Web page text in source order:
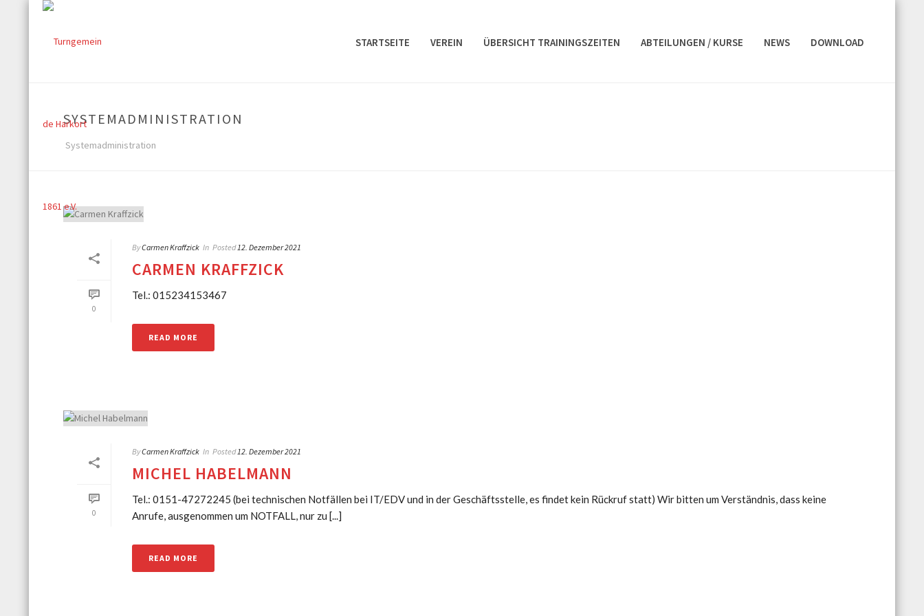
STARTSEITE VEREIN ÜBERSICHT TRAININGSZEITEN ABTEILUNGEN / KURSE NEWS DOWNLOAD
SYSTEMADMINISTRATION
Systemadministration
0
ByCarmen Kraffzick In Posted12. Dezember 2021
CARMEN KRAFFZICK
Tel.: 015234153467
READ MORE
0
ByCarmen Kraffzick In Posted12. Dezember 2021
MICHEL HABELMANN
Tel.: 0151-47272245 (bei technischen Notfällen bei IT/EDV und in der Geschäftsstelle, es findet kein Rückruf statt) Wir bitten um Verständnis, dass keine
Anrufe, ausgenommen um NOTFALL, nur zu [...]
READ MORE